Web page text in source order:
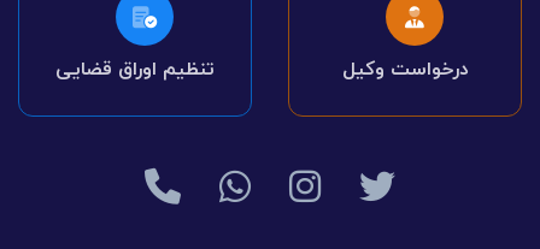
درخواست وکیل تنظیم اوراق قضایی